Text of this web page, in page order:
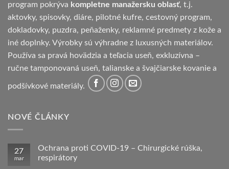
program pokrýva kompletne manažersku oblasť, t.j.
aktovky, spisovky, diáre, pilotné kufre, cestovný program,
dokladovky, puzdra, peňaženky, reklamné predmety z kože a
iné doplnky. Výrobky sú výhradne z luxusných materiálov.
Používa sa pravá hovädzia a teľacia useň, exkluzívna –
ručne tamponovaná useň, talianske a švajčiarske kovanie a
podšívkové materiály.
NOVÉ ČLÁNKY
27
mar
Ochrana proti COVID-19 – Chirurgické rúška,
respirátory